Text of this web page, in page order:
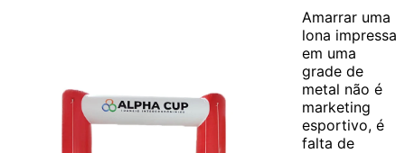
Amarrar uma
lona impressa
em uma
grade de
metal não é
marketing
esportivo, é
falta de